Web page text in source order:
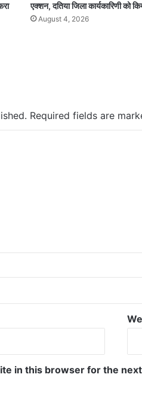
एक्शन, दतिया जिला कार्यकारिणी को
August 4, 2026
Required fields are
in this browser for the